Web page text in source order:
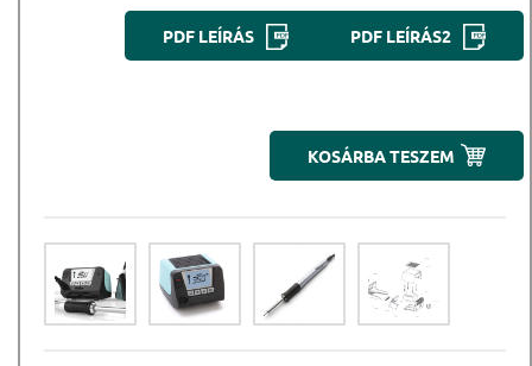
PDF LEÍRÁS PDF LEÍRÁS2
KOSÁRBA TESZEM